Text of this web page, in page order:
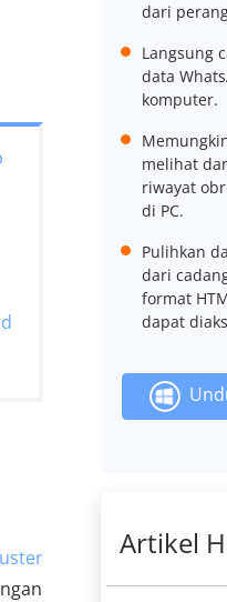
dari
Langsung
data
komputer.
melihat
riwayat
di PC.
Pulihkan
dari
format
dapat
Artikel